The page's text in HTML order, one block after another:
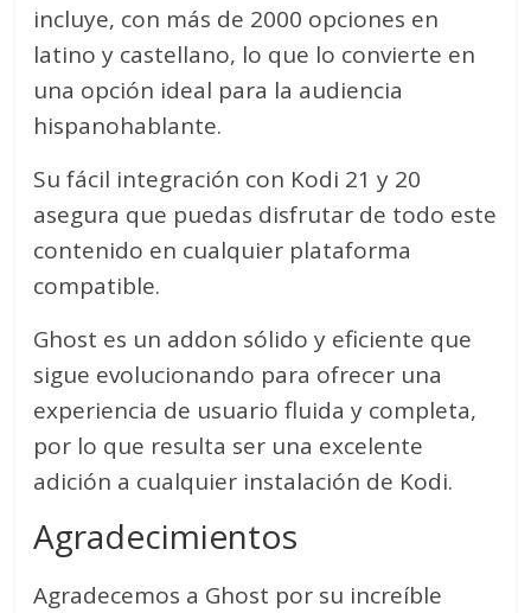
incluye, con más de 2000 opciones en
latino y castellano, lo que lo convierte en
una opción ideal para la audiencia
hispanohablante.
Su fácil integración con Kodi 21 y 20
asegura que puedas disfrutar de todo este
contenido en cualquier plataforma
compatible.
Ghost es un addon sólido y eficiente que
sigue evolucionando para ofrecer una
experiencia de usuario fluida y completa,
por lo que resulta ser una excelente
adición a cualquier instalación de Kodi.
Agradecimientos
Agradecemos a Ghost por su increíble